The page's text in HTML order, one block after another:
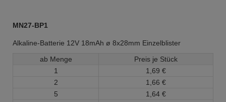
MN27-BP1
Alkaline-Batterie 12V 18mAh ø 8x28mm Einzelblister
ab Menge
Preis je Stück
1
1, 69 €
2
1, 66 €
5
1, 64 €